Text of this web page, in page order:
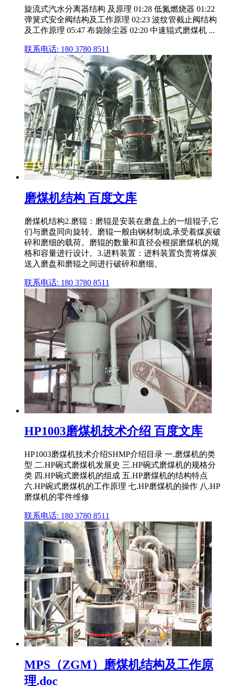
旋流式汽水分离器结构 及原理 01:28 低氮燃烧器 01:22
弹簧式安全阀结构及工作原理 02:23 波纹管截止阀结构
及工作原理 05:47 布袋除尘器 02:20 中速辊式磨煤机 ...
联系电话: 180 3780 8511
磨煤机结构 百度文库
磨煤机结构2.磨辊：磨辊是安装在磨盘上的一组辊子,它
们与磨盘同向旋转。磨辊一般由钢材制成,承受着煤炭破
碎和磨细的载荷。磨辊的数量和直径会根据磨煤机的规
格和容量进行设计。3.进料装置：进料装置负责将煤炭
送入磨盘和磨辊之间进行破碎和磨细。
联系电话: 180 3780 8511
HP1003磨煤机技术介绍 百度文库
HP1003磨煤机技术介绍SHMP介绍目录 一.磨煤机的类
型 二.HP碗式磨煤机发展史 三.HP碗式磨煤机的规格分
类 四.HP碗式磨煤机的组成 五.HP磨煤机的结构特点
六.HP碗式磨煤机的工作原理 七.HP磨煤机的操作 八.HP
磨煤机的零件维修
联系电话: 180 3780 8511
MPS（ZGM）磨煤机结构及工作原
理.doc